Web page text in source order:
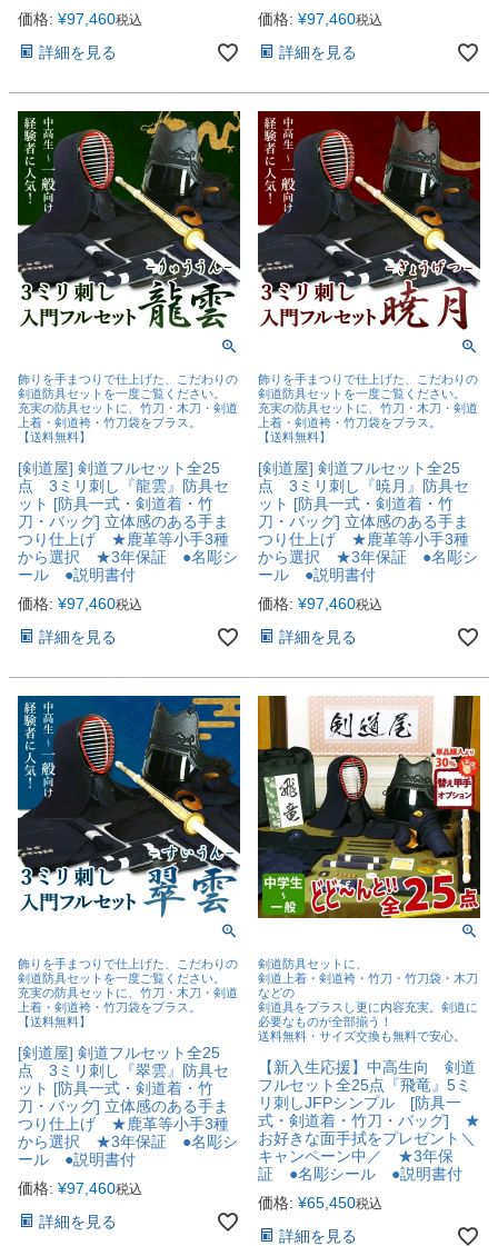
価格: ¥97,460税込
詳細を見る
価格: ¥97,460税込
詳細を見る
飾りを手まつりで仕上げた、こだわりの
剣道防具セットを一度ご覧ください。
充実の防具セットに、竹刀・木刀・剣道
上着・剣道袴・竹刀袋をプラス。
【送料無料】
[剣道屋] 剣道フルセット全25
点 3ミリ刺し『龍雲』防具セ
ット [防具一式・剣道着・竹
刀・バッグ] 立体感のある手ま
つり仕上げ ★鹿革等小手3種
から選択 ★3年保証 ●名彫シ
ール ●説明書付
価格: ¥97,460税込
詳細を見る
飾りを手まつりで仕上げた、こだわりの
剣道防具セットを一度ご覧ください。
充実の防具セットに、竹刀・木刀・剣道
上着・剣道袴・竹刀袋をプラス。
【送料無料】
[剣道屋] 剣道フルセット全25
点 3ミリ刺し『暁月』防具セ
ット [防具一式・剣道着・竹
刀・バッグ] 立体感のある手ま
つり仕上げ ★鹿革等小手3種
から選択 ★3年保証 ●名彫シ
ール ●説明書付
価格: ¥97,460税込
詳細を見る
飾りを手まつりで仕上げた、こだわりの
剣道防具セットを一度ご覧ください。
充実の防具セットに、竹刀・木刀・剣道
上着・剣道袴・竹刀袋をプラス。
【送料無料】
[剣道屋] 剣道フルセット全25
点 3ミリ刺し『翠雲』防具セ
ット [防具一式・剣道着・竹
刀・バッグ] 立体感のある手ま
つり仕上げ ★鹿革等小手3種
から選択 ★3年保証 ●名彫シ
ール ●説明書付
価格: ¥97,460税込
詳細を見る
剣道防具セットに、
剣道上着・剣道袴・竹刀・竹刀袋・木刀
などの
剣道具をプラスし更に内容充実。剣道に
必要なものが全部揃う！
送料無料・サイズ交換も無料で安心。
【新入生応援】中高生向 剣道
フルセット全25点『飛竜』5ミ
リ刺しJFPシンプル [防具一
式・剣道着・竹刀・バッグ] ★
お好きな面手拭をプレゼント＼
キャンペーン中／ ★3年保
証 ●名彫シール ●説明書付
価格: ¥65,450税込
詳細を見る